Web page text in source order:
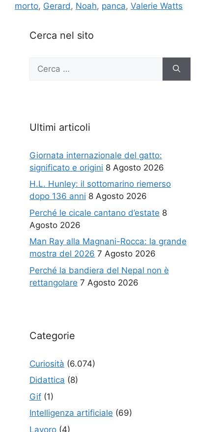
morto, Gerard , Noah, panca, Valerie Watts
Cerca nel sito
per:
Ultimi articoli
Giornata internazionale del gatto:
significato e origini 8 Agosto 2026
H.L. Hunley: il sottomarino riemerso
dopo 136 anni 8 Agosto 2026
Perché le cicale cantano d’estate 8
Agosto 2026
Man Ray alla Magnani-Rocca: la grande
mostra del 2026 7 Agosto 2026
Perché la bandiera del Nepal non è
rettangolare 7 Agosto 2026
Categorie
Curiosità (6.074)
Didattica (8)
Gif (1)
Intelligenza artificiale (69)
Lavoro (4)